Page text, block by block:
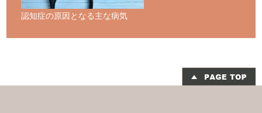
認知症の原因となる主な病気